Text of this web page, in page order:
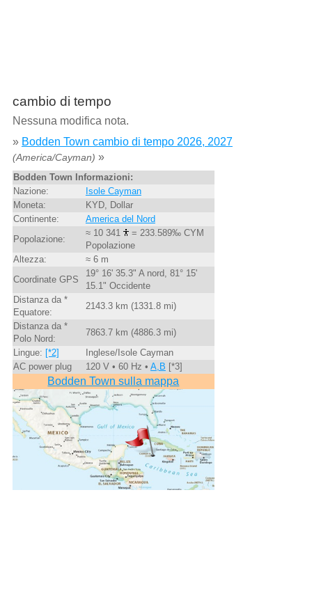
cambio di tempo
Nessuna modifica nota.
» Bodden Town cambio di tempo 2026, 2027
(America/Cayman) »
Bodden Town Informazioni:
Nazione:
Isole Cayman
Moneta:
KYD, Dollar
Continente:
America del Nord
Popolazione:
≈ 10 341
= 233.589‰ CYM
Popolazione
Altezza:
≈ 6 m
Coordinate GPS
19° 16' 35.3" A nord, 81° 15'
15.1" Occidente
Distanza da *
Equatore:
2143.3 km (1331.8 mi)
Distanza da *
Polo Nord:
7863.7 km (4886.3 mi)
Lingue: [*2]
Inglese/Isole Cayman
AC power plug
120 V • 60 Hz • A,B [*3]
Bodden Town sulla mappa